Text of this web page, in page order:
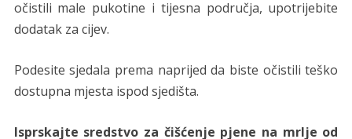
očistili male pukotine i tijesna područja, upotrijebite
dodatak za cijev.
Podesite sjedala prema naprijed da biste očistili teško
dostupna mjesta ispod sjedišta.
Isprskajte sredstvo za čišćenje pjene na mrlje od